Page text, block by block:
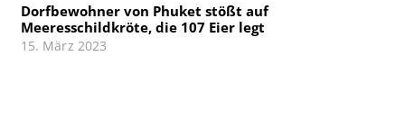
Dorfbewohner von Phuket stößt auf
Meeresschildkröte, die 107 Eier legt
15. März 2023